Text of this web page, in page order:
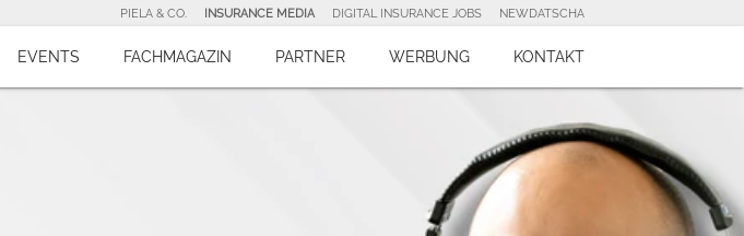
PIELA & CO. INSURANCE MEDIA DIGITAL INSURANCE JOBS NEWDATSCHA
EVENTS FACHMAGAZIN PARTNER WERBUNG KONTAKT